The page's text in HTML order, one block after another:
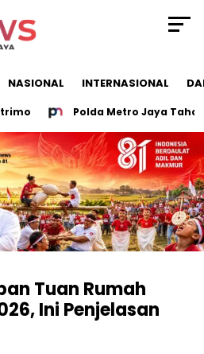
NASIONAL INTERNASIONAL
Polda Metro Jaya Tahan
Tuan Rumah
Ini Penjelasan